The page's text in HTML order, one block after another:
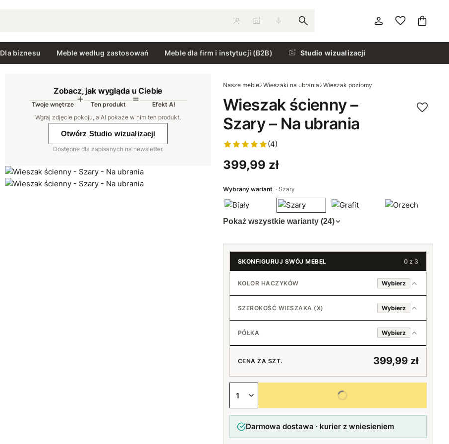
Dla biznesu Meble według zastosowań Meble dla firm i instytucji (B2B) Studio wizualizacji
Zobacz, jak wygląda u Ciebie
Twoje wnętrze Ten produkt
Efekt AI
Wgraj zdjęcie pokoju, a AI pokaże w nim ten produkt.
Otwórz Studio wizualizacji
Dostępne dla zapisanych na newsletter.
Nasze meble Wieszaki na ubrania Wieszak poziomy
Wieszak ścienny –
Szary – Na ubrania
(4)
399,99 zł
Wybrany wariant Szary
Pokaż wszystkie warianty (24)
SKONFIGURUJ SWÓJ MEBEL 0 z 3
KOLOR HACZYKÓW Wybierz
Chromowany
Czarny
SZEROKOŚĆ WIESZAKA (X) Wybierz
45 cm (3+2)
50 cm (3+2) +20 zł
55 cm (4+3)
60 cm (4+3)
PÓŁKA Wybierz
Tak
Nie
CENA ZA SZT. 399,99 zł
Wybierz wszystkie opcje
Darmowa dostawa · kurier z wniesieniem